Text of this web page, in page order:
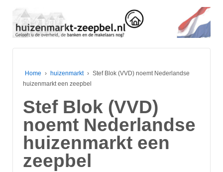
Home › huizenmarkt › Stef Blok (VVD) noemt Nederlandse
huizenmarkt een zeepbel
Stef Blok (VVD)
noemt Nederlandse
huizenmarkt een
zeepbel